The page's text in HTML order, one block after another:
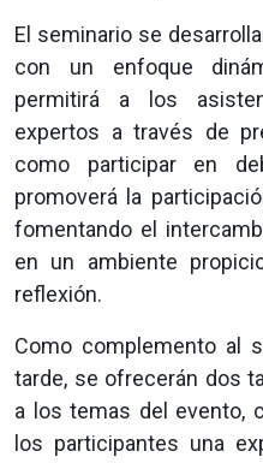
El seminario se
con un enfoque
permitirá a los
expertos a través de
como participar en
promoverá la
fomentando el
en un ambiente
reflexión.
Como complemento al
tarde, se ofrecerán dos
a los temas del evento,
los participantes una